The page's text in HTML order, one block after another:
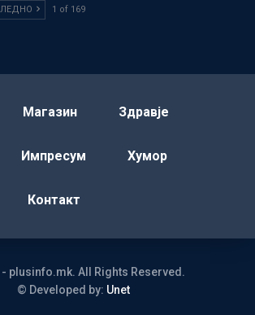
1 of 169
Магазин Здравје
Импресум Хумор
Контакт
plusinfo.mk. All Rights Reserved.
© Developed by: Unet